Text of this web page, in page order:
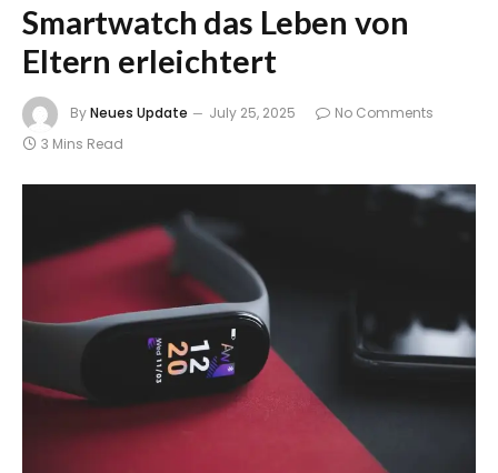
Smartwatch das Leben von
Eltern erleichtert
ByNeues Update July 25, 2025
No Comments
3 Mins Read